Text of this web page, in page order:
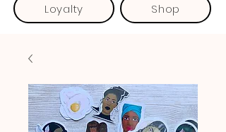
Loyalty Shop